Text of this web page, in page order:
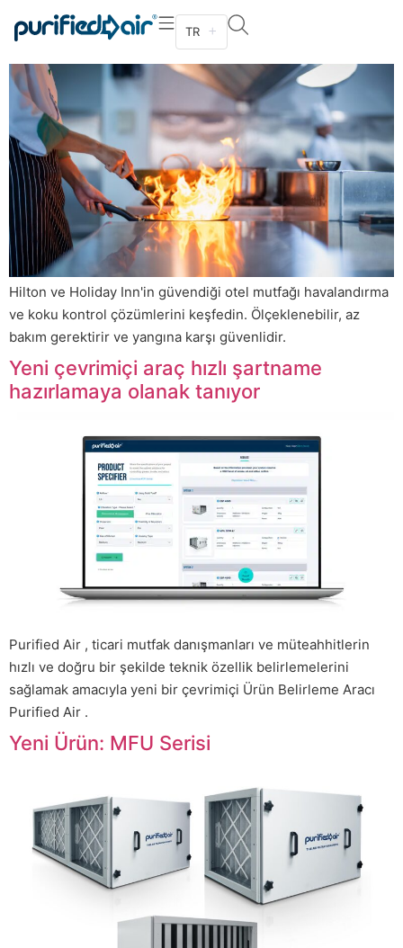
TR
Konaklama Sektörü için Mutfak
Havalandırma ve Koku Kontrol Çözümleri
Hilton ve Holiday Inn'in güvendiği otel mutfağı havalandırma
ve koku kontrol çözümlerini keşfedin. Ölçeklenebilir, az
bakım gerektirir ve yangına karşı güvenlidir.
Yeni çevrimiçi araç hızlı şartname
hazırlamaya olanak tanıyor
Purified Air , ticari mutfak danışmanları ve müteahhitlerin
hızlı ve doğru bir şekilde teknik özellik belirlemelerini
sağlamak amacıyla yeni bir çevrimiçi Ürün Belirleme Aracı
Purified Air .
Yeni Ürün: MFU Serisi